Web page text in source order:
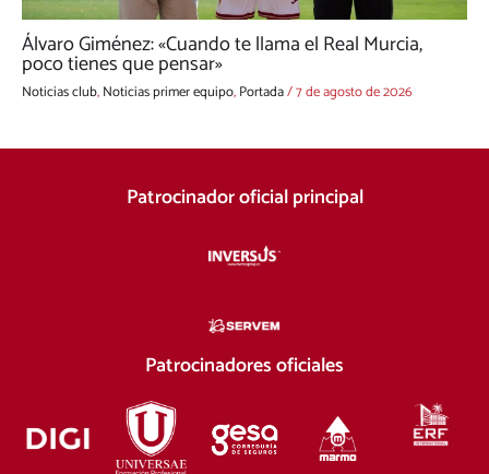
Álvaro Giménez: «Cuando te llama el Real Murcia,
poco tienes que pensar»
Noticias club,Noticias primer equipo,Portada/7 de agosto de 2026
Patrocinador oficial principal
Patrocinadores oficiales